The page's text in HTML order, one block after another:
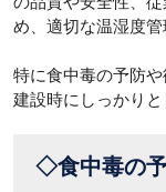
め、適切な温湿度管
特に食中毒の予防
建設時にしっかり
◇食中毒の